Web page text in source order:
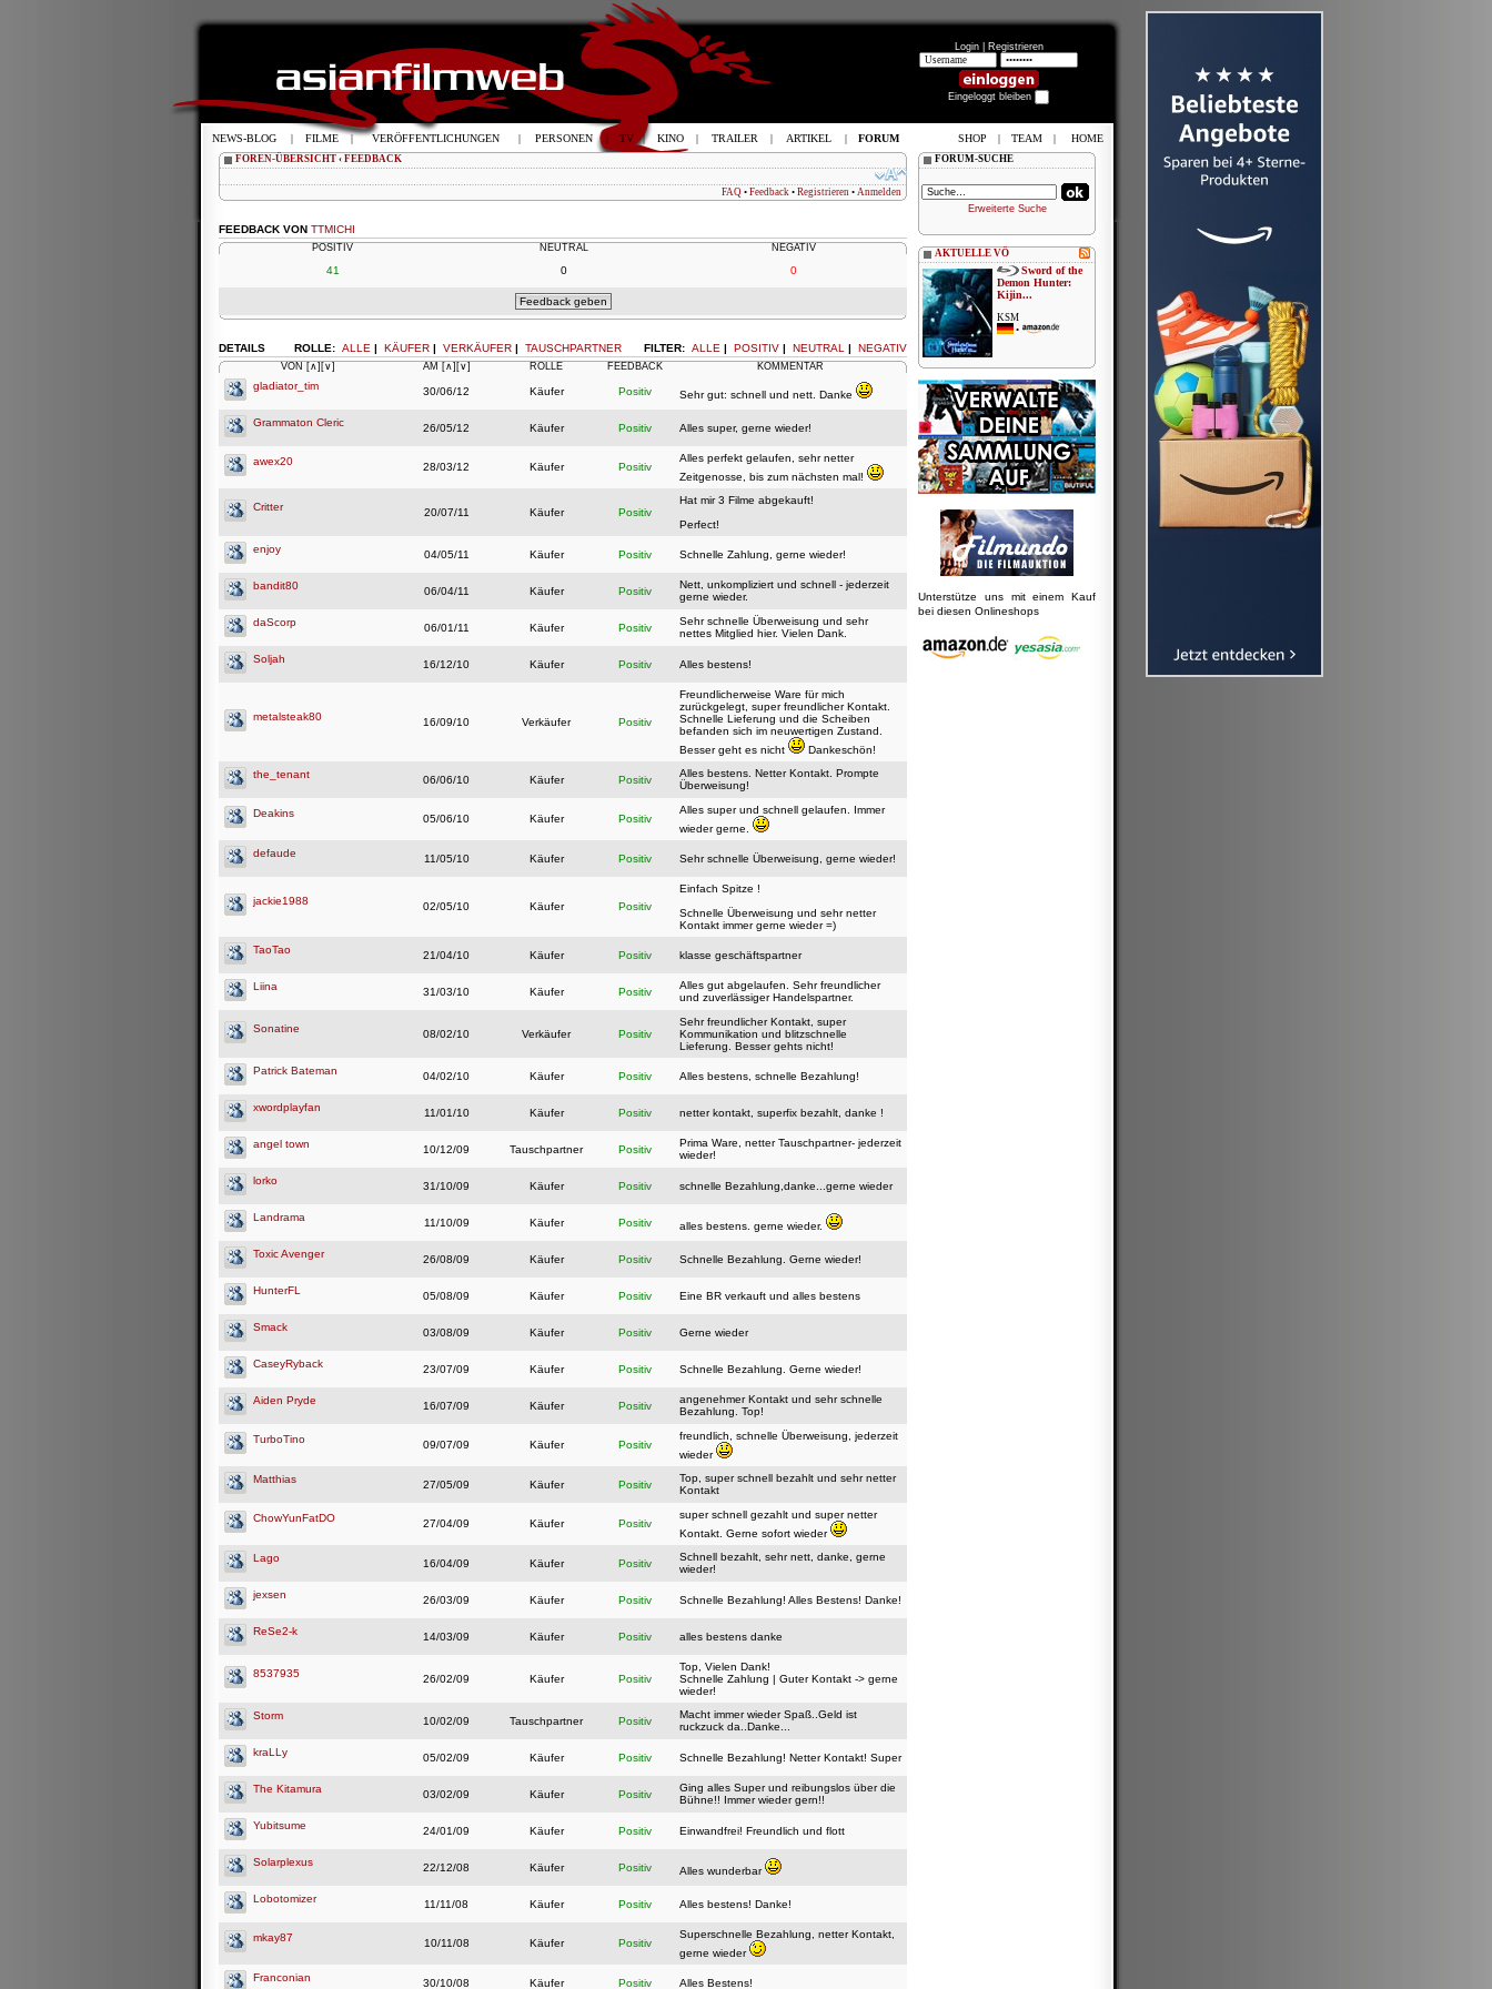
Login | Registrieren
Eingeloggt bleiben
FOREN-ÜBERSICHT ‹ FEEDBACK
FAQ • Feedback • Registrieren • Anmelden
FEEDBACK VON TTMICHI
POSITIV NEUTRAL NEGATIV
41 0 0
FILTER: ALLE | POSITIV | NEUTRAL | NEGATIV
ROLLE: ALLE | KÄUFER | VERKÄUFER | TAUSCHPARTNER
DETAILS
VON [∧] [∨] AM [∧] [∨] ROLLE FEEDBACK KOMMENTAR
gladiator_tim 30/06/12 Käufer Positiv Sehr gut: schnell und nett. Danke
Grammaton Cleric 26/05/12 Käufer Positiv Alles super, gerne wieder!
awex20 28/03/12 Käufer Positiv
Alles perfekt gelaufen, sehr netter
Zeitgenosse, bis zum nächsten mal!
Critter 20/07/11 Käufer Positiv
Hat mir 3 Filme abgekauft!
Perfect!
enjoy
04/05/11 Käufer Positiv Schnelle Zahlung, gerne wieder!
bandit80 06/04/11 Käufer Positiv
Nett, unkompliziert und schnell - jederzeit
gerne wieder.
daScorp 06/01/11 Käufer Positiv
Sehr schnelle Überweisung und sehr
nettes Mitglied hier. Vielen Dank.
Soljah 16/12/10 Käufer Positiv Alles bestens!
metalsteak80 16/09/10 Verkäufer Positiv
Freundlicherweise Ware für mich
zurückgelegt, super freundlicher Kontakt.
Schnelle Lieferung und die Scheiben
befanden sich im neuwertigen Zustand.
Besser geht es nicht
Dankeschön!
the_tenant
06/06/10 Käufer Positiv
Alles bestens. Netter Kontakt. Prompte
Überweisung!
Deakins 05/06/10 Käufer Positiv
Alles super und schnell gelaufen. Immer
wieder gerne.
defaude
11/05/10 Käufer Positiv Sehr schnelle Überweisung, gerne wieder!
jackie1988 02/05/10 Käufer Positiv
Einfach Spitze !
Schnelle Überweisung und sehr netter
Kontakt immer gerne wieder =)
TaoTao
21/04/10 Käufer Positiv klasse geschäftspartner
Liina 31/03/10 Käufer Positiv
Alles gut abgelaufen. Sehr freundlicher
und zuverlässiger Handelspartner.
Sonatine 08/02/10 Verkäufer Positiv
Sehr freundlicher Kontakt, super
Kommunikation und blitzschnelle
Lieferung. Besser gehts nicht!
Patrick Bateman
04/02/10 Käufer Positiv Alles bestens, schnelle Bezahlung!
xwordplayfan 11/01/10 Käufer Positiv netter kontakt, superfix bezahlt, danke !
angel town 10/12/09 Tauschpartner Positiv
Prima Ware, netter Tauschpartner- jederzeit
wieder!
lorko 31/10/09 Käufer Positiv schnelle Bezahlung,danke...gerne wieder
Landrama 11/10/09 Käufer Positiv alles bestens. gerne wieder.
Toxic Avenger 26/08/09 Käufer Positiv Schnelle Bezahlung. Gerne wieder!
HunterFL 05/08/09 Käufer Positiv Eine BR verkauft und alles bestens
Smack 03/08/09 Käufer Positiv Gerne wieder
CaseyRyback 23/07/09 Käufer Positiv Schnelle Bezahlung. Gerne wieder!
Aiden Pryde 16/07/09 Käufer Positiv
angenehmer Kontakt und sehr schnelle
Bezahlung. Top!
TurboTino 09/07/09 Käufer Positiv
freundlich, schnelle Überweisung, jederzeit
wieder
Matthias
27/05/09 Käufer Positiv
Top, super schnell bezahlt und sehr netter
Kontakt
ChowYunFatDO 27/04/09 Käufer Positiv
super schnell gezahlt und super netter
Kontakt. Gerne sofort wieder
Lago
16/04/09 Käufer Positiv
Schnell bezahlt, sehr nett, danke, gerne
wieder!
jexsen 26/03/09 Käufer Positiv Schnelle Bezahlung! Alles Bestens! Danke!
ReSe2-k 14/03/09 Käufer Positiv alles bestens danke
8537935 26/02/09 Käufer Positiv
Top, Vielen Dank!
Schnelle Zahlung | Guter Kontakt -> gerne
wieder!
Storm
10/02/09 Tauschpartner Positiv
Macht immer wieder Spaß..Geld ist
ruckzuck da..Danke...
kraLLy 05/02/09 Käufer Positiv Schnelle Bezahlung! Netter Kontakt! Super
The Kitamura 03/02/09 Käufer Positiv
Ging alles Super und reibungslos über die
Bühne!! Immer wieder gern!!
Yubitsume 24/01/09 Käufer Positiv Einwandfrei! Freundlich und flott
Solarplexus 22/12/08 Käufer Positiv Alles wunderbar
Lobotomizer 11/11/08 Käufer Positiv Alles bestens! Danke!
mkay87 10/11/08 Käufer Positiv
Superschnelle Bezahlung, netter Kontakt,
gerne wieder
Franconian
30/10/08 Käufer Positiv Alles Bestens!
FORUM-SUCHE
Erweiterte Suche
AKTUELLE VÖ
Sword of the
Demon Hunter:
Kijin...
KSM
•
Unterstütze uns mit einem Kauf
bei diesen Onlineshops
NEWS-BLOG | FILME | VERÖFFENTLICHUNGEN | PERSONEN | TV | KINO | TRAILER | ARTIKEL | FORUM SHOP | TEAM | HOME